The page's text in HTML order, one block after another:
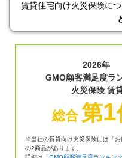
賃貸住宅向け火災保険に
2026年
GMO顧客満足度ラ
火災保険 賃
総合 第1
※当社の賃貸向け火災保険には「お
の2商品があります。